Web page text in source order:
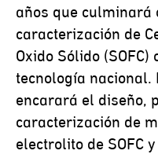
años que culminará
caracterización de
Oxido Sólido
tecnología nacional.
encarará el diseño,
caracterización de
electrolito de SOFC